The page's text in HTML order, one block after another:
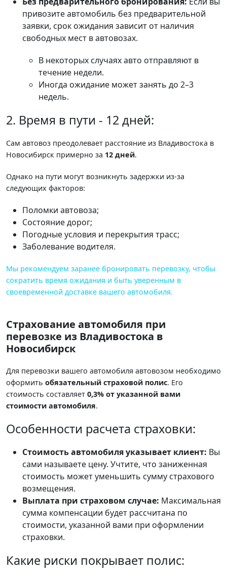
привозите автомобиль без предварительной
заявки, срок ожидания зависит от наличия
свободных мест в автовозах.
В некоторых случаях авто отправляют в
течение недели.
Иногда ожидание может занять до 2–3
недель.
2. Время в пути - 12 дней:
Сам автовоз преодолевает расстояние из Владивостока в
Новосибирск примерно за 12 дней.
Однако на пути могут возникнуть задержки из-за
следующих факторов:
Поломки автовоза;
Состояние дорог;
Погодные условия и перекрытия трасс;
Заболевание водителя.
Мы рекомендуем заранее бронировать перевозку, чтобы
сократить время ожидания и быть уверенным в
своевременной доставке вашего автомобиля.
Страхование автомобиля при
перевозке из Владивостока в
Новосибирск
Для перевозки вашего автомобиля автовозом необходимо
оформить обязательный страховой полис. Его
стоимость составляет 0,3% от указанной вами
стоимости автомобиля.
Особенности расчета страховки:
Стоимость автомобиля указывает клиент: Вы
сами называете цену. Учтите, что заниженная
стоимость может уменьшить сумму страхового
возмещения.
Выплата при страховом случае: Максимальная
сумма компенсации будет рассчитана по
стоимости, указанной вами при оформлении
страховки.
Какие риски покрывает полис: